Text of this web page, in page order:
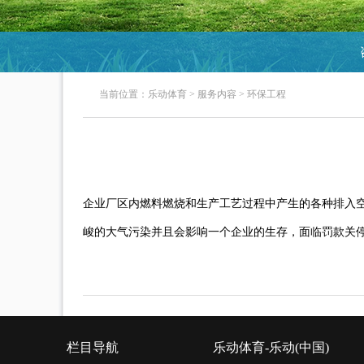
当前位置： 乐动体育 > 服务内容 > 环保工程
企业厂区内燃料燃烧和生产工艺过程中产生的各种排
峻的大气污染并且会影响一个企业的生存，面临罚款关
栏目导航 乐动体育-乐动(中国)